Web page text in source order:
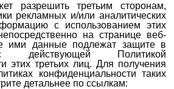
разрешить третьим сторонам,
рекламных и/или аналитических
с использованием этих
на странице веб-
ими данные подлежат защите в
действующей Политикой
этих третьих лиц. Для получения
конфиденциальности таких
детальнее по ссылкам: